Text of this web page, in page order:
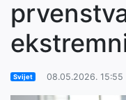
Svijet 08.05.2026. 15:55